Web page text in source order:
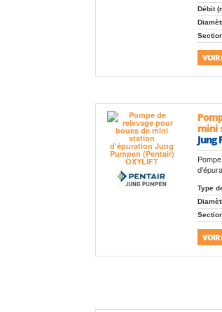
Débit
VOIR
mini
Jung
Type
VOIR